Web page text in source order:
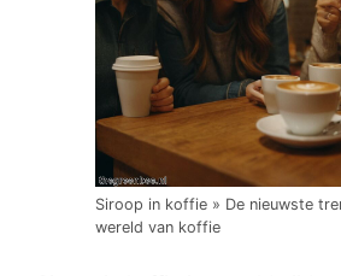
Siroop in koffie » De nieuwste
wereld van koffie